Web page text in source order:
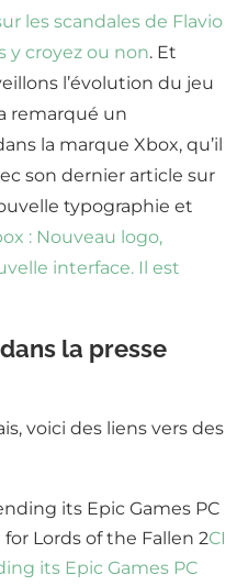
les scandales de Flavio
y croyez ou non. Et
l’évolution du jeu
remarqué un
la marque Xbox, qu’il
son dernier article sur
typographie et
: Nouveau logo,
interface. Il est
la presse
voici des liens vers des
its Epic Games PC
Lords of the Fallen 2CI
its Epic Games PC